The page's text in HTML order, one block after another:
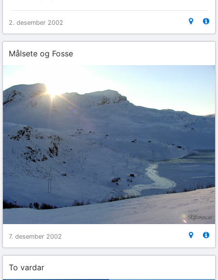
2. desember 2002
Målsete og Fosse
7. desember 2002
To vardar